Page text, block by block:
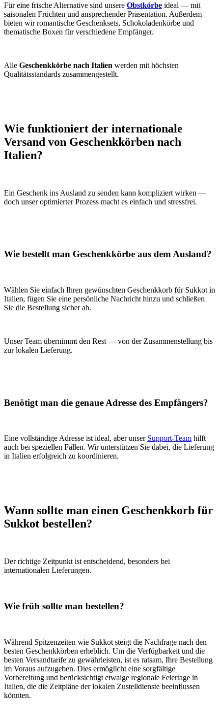
Für eine frische Alternative sind unsere Obstkörbe ideal — mit
saisonalen Früchten und ansprechender Präsentation. Außerdem
bieten wir romantische Geschenksets, Schokoladenkörbe und
thematische Boxen für verschiedene Empfänger.
Alle Geschenkkörbe nach Italien werden mit höchsten
Qualitätsstandards zusammengestellt.
Wie funktioniert der internationale
Versand von Geschenkkörben nach
Italien?
Ein Geschenk ins Ausland zu senden kann kompliziert wirken —
doch unser optimierter Prozess macht es einfach und stressfrei.
Wie bestellt man Geschenkkörbe aus dem Ausland?
Wählen Sie einfach Ihren gewünschten Geschenkkorb für Sukkot in
Italien, fügen Sie eine persönliche Nachricht hinzu und schließen
Sie die Bestellung sicher ab.
Unser Team übernimmt den Rest — von der Zusammenstellung bis
zur lokalen Lieferung.
Benötigt man die genaue Adresse des Empfängers?
Eine vollständige Adresse ist ideal, aber unser Support-Team hilft
auch bei speziellen Fällen. Wir unterstützen Sie dabei, die Lieferung
in Italien erfolgreich zu koordinieren.
Wann sollte man einen Geschenkkorb für
Sukkot bestellen?
Der richtige Zeitpunkt ist entscheidend, besonders bei
internationalen Lieferungen.
Wie früh sollte man bestellen?
Während Spitzenzeiten wie Sukkot steigt die Nachfrage nach den
besten Geschenkkörben erheblich. Um die Verfügbarkeit und die
besten Versandtarife zu gewährleisten, ist es ratsam, Ihre Bestellung
im Voraus aufzugeben. Dies ermöglicht eine sorgfältige
Vorbereitung und berücksichtigt etwaige regionale Feiertage in
Italien, die die Zeitpläne der lokalen Zustelldienste beeinflussen
könnten.